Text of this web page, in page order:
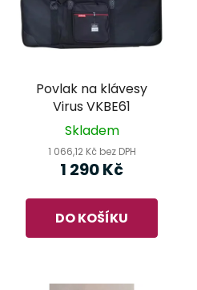
Povlak na klávesy
Virus VKBE61
Skladem
1 066,12 Kč bez DPH
1 290 Kč
DO KOŠÍKU